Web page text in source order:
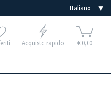
Acquisto rapido € 0,00